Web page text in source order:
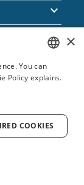
expand_more
expand_more
Tutti i dirittiENGLISH
DUTCH
GERMAN
×
You can
Policy explains.
COOKIES